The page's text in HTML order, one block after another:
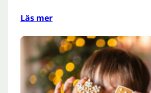
Läs mer